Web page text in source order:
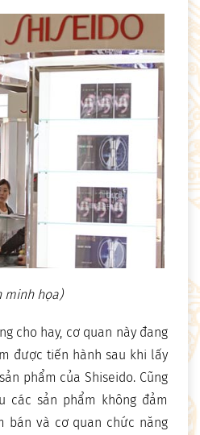
minh họa)
cho hay, cơ quan này đang
được tiến hành sau khi lấy
phẩm của Shiseido. Cũng
các sản phẩm không đảm
bán và cơ quan chức năng